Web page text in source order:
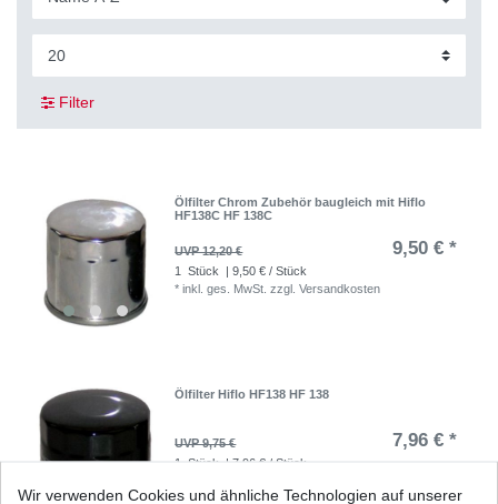
Filter
Ölfilter Chrom Zubehör baugleich mit Hiflo
HF138C HF 138C
UVP 12,20 € 9,50 € *
1 Stück
| 9,50 € / Stück
*inkl. ges. MwSt. zzgl.Versandkosten
Ölfilter Hiflo HF138 HF 138
UVP 9,75 € 7,96 € *
1 Stück
| 7,96 € / Stück
Wir verwenden Cookies und ähnliche Technologien auf unserer